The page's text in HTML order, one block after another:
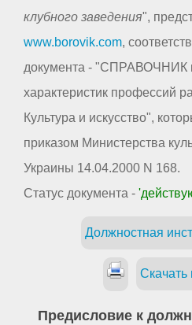
клубного заведения",
www.borovik.com,
документа - "СПРАВОЧНИК
характеристик профессий
Культура и искусство",
приказом Министерства
Украины 14.04.2000 N 168.
Статус документа -
Должностная
Предисловие к